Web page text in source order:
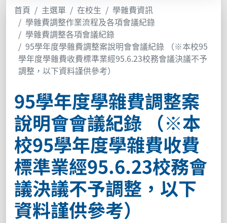
首頁 主選單 在校生
學雜費資訊
學雜費調整作業流程及各項會議紀錄
學雜費調整各項會議紀錄
95學年度學雜費調整案說明會會議紀錄 （※本校95
學年度學雜費收費標準業經95.6.23校務會議決議不予
調整，以下資料謹供參考）
95學年度學雜費調整案
說明會會議紀錄 （※本
校95學年度學雜費收費
標準業經95.6.23校務會
議決議不予調整，以下
資料謹供參考）